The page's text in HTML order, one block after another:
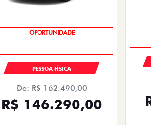
SAIA DE FIAT 0KM
PESSOA FÍSICA
De: R$ 162.490,00
R$ 146.290,00